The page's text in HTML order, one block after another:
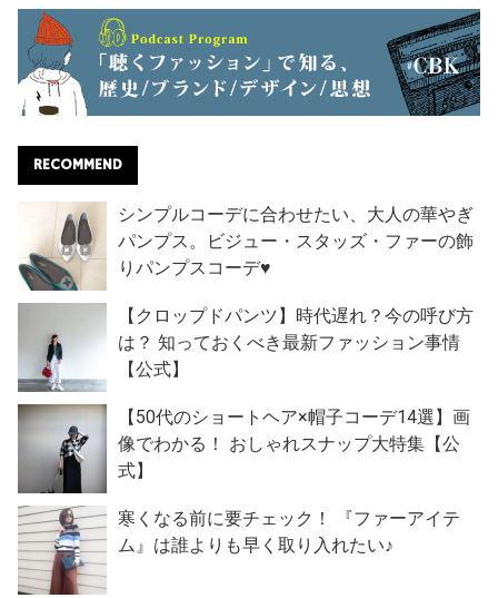
RECOMMEND
シンプルコーデに合わせたい、大人の華やぎ
パンプス。ビジュー・スタッズ・ファーの飾
りパンプスコーデ♥
【クロップドパンツ】時代遅れ？今の呼び方
は？ 知っておくべき最新ファッション事情
【公式】
【50代のショートヘア×帽子コーデ14選】画
像でわかる！ おしゃれスナップ大特集【公
式】
寒くなる前に要チェック！ 『ファーアイテ
ム』は誰よりも早く取り入れたい♪